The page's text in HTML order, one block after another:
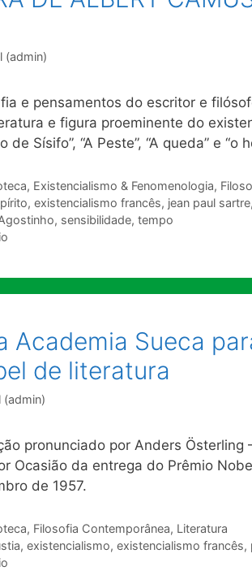
(admin)
e pensamentos do escritor e
e figura proeminente do
de Sísifo”, “A Peste”, “A queda” e “o
, Existencialismo & Fenomenologia,
, existencialismo francês, jean paul sartre,
, sensibilidade, tempo
Academia Sueca
de literatura
(admin)
pronunciado por Anders Österling
Ocasião da entrega do Prêmio
de 1957.
, Filosofia Contemporânea, Literatura
, existencialismo, existencialismo francês,